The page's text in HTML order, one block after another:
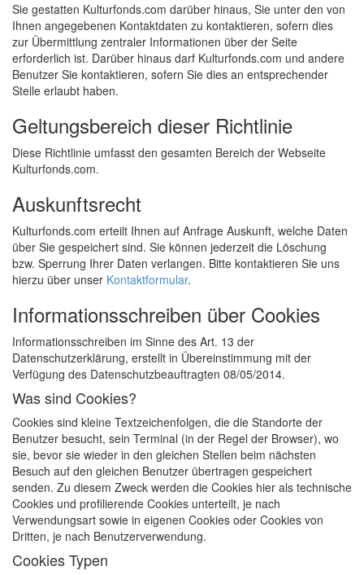
Sie gestatten Kulturfonds.com darüber hinaus, Sie unter den von
Ihnen angegebenen Kontaktdaten zu kontaktieren, sofern dies
zur Übermittlung zentraler Informationen über der Seite
erforderlich ist. Darüber hinaus darf Kulturfonds.com und andere
Benutzer Sie kontaktieren, sofern Sie dies an entsprechender
Stelle erlaubt haben.
Geltungsbereich dieser Richtlinie
Diese Richtlinie umfasst den gesamten Bereich der Webseite
Kulturfonds.com.
Auskunftsrecht
Kulturfonds.com erteilt Ihnen auf Anfrage Auskunft, welche Daten
über Sie gespeichert sind. Sie können jederzeit die Löschung
bzw. Sperrung Ihrer Daten verlangen. Bitte kontaktieren Sie uns
hierzu über unser Kontaktformular.
Informationsschreiben über Cookies
Informationsschreiben im Sinne des Art. 13 der
Datenschutzerklärung, erstellt in Übereinstimmung mit der
Verfügung des Datenschutzbeauftragten 08/05/2014.
Was sind Cookies?
Cookies sind kleine Textzeichenfolgen, die die Standorte der
Benutzer besucht, sein Terminal (in der Regel der Browser), wo
sie, bevor sie wieder in den gleichen Stellen beim nächsten
Besuch auf den gleichen Benutzer übertragen gespeichert
senden. Zu diesem Zweck werden die Cookies hier als technische
Cookies und profilierende Cookies unterteilt, je nach
Verwendungsart sowie in eigenen Cookies oder Cookies von
Dritten, je nach Benutzerverwendung.
Cookies Typen